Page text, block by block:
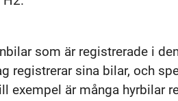
som är registrerade i
registrerar sina bilar, och
exempel är många hyrbilar